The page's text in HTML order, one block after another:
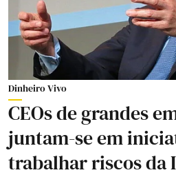
Dinheiro Vivo
CEOs de grandes
juntam-se em
trabalhar riscos da